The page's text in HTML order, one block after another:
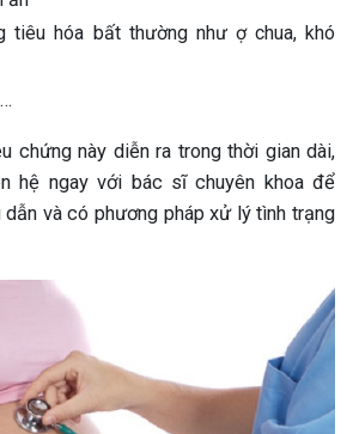
tiêu hóa bất thường như ợ chua, khó
chứng này diễn ra trong thời gian dài,
hệ ngay với bác sĩ chuyên khoa để
và có phương pháp xử lý tình trạng